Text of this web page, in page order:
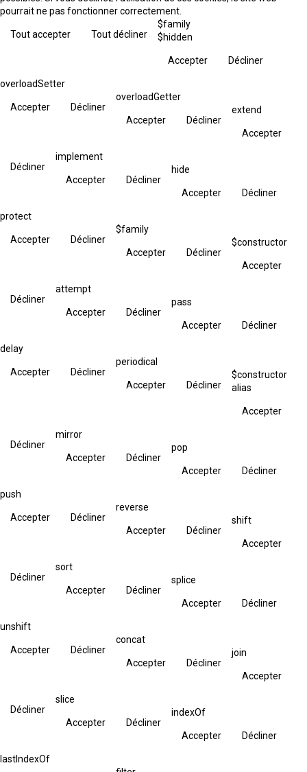
pourrait ne pas fonctionner correctement.
Tout accepter Tout décliner
$family
$hidden
Accepter Décliner
overloadSetter
Accepter Décliner
overloadGetter
Accepter Décliner
extend
Accepter
Décliner
implement
Accepter Décliner
hide
Accepter Décliner
protect
Accepter Décliner
$family
Accepter Décliner
$constructor
Accepter
Décliner
attempt
Accepter Décliner
pass
Accepter Décliner
delay
Accepter Décliner
periodical
Accepter Décliner
$constructor
alias
Accepter
Décliner
mirror
Accepter Décliner
pop
Accepter Décliner
push
Accepter Décliner
reverse
Accepter Décliner
shift
Accepter
Décliner
sort
Accepter Décliner
splice
Accepter Décliner
unshift
Accepter Décliner
concat
Accepter Décliner
join
Accepter
Décliner
slice
Accepter Décliner
indexOf
Accepter Décliner
lastIndexOf